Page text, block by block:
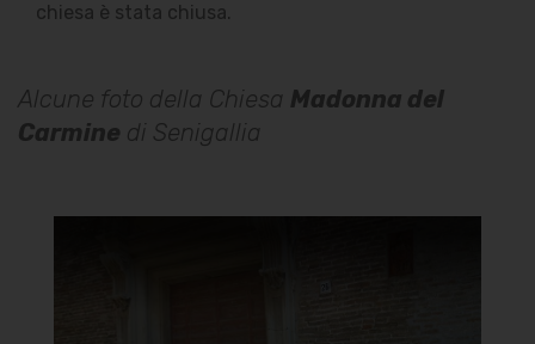
chiesa è stata chiusa.
Alcune foto della Chiesa Madonna del
Carmine di Senigallia